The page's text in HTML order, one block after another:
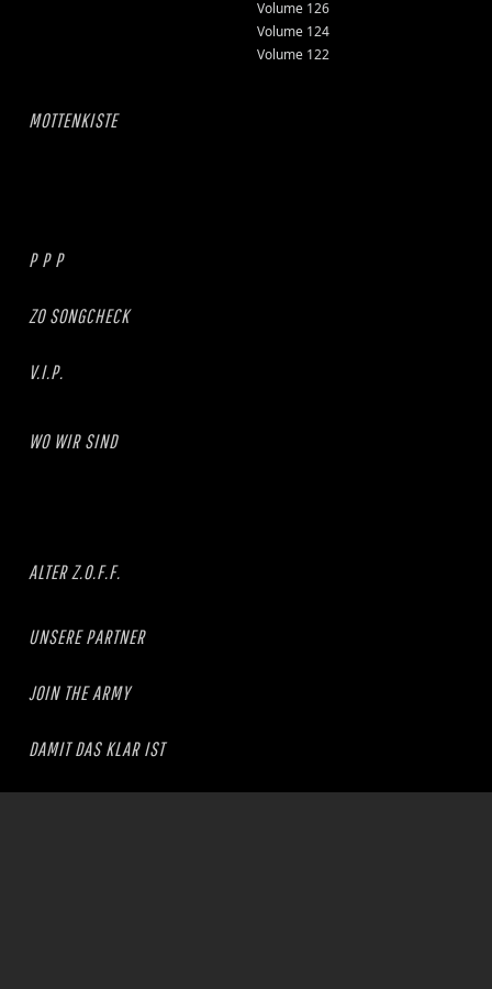
Volume 126
Volume 124
Volume 122
MOTTENKISTE
P P P
ZO SONGCHECK
V.I.P.
WO WIR SIND
ALTER Z.O.F.F.
UNSERE PARTNER
JOIN THE ARMY
DAMIT DAS KLAR IST